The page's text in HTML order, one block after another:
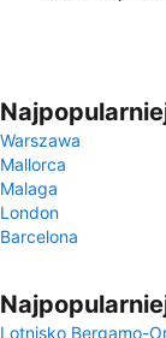
Warszawa
Mallorca
Malaga
London
Barcelona
Lotnisko Bergamo-